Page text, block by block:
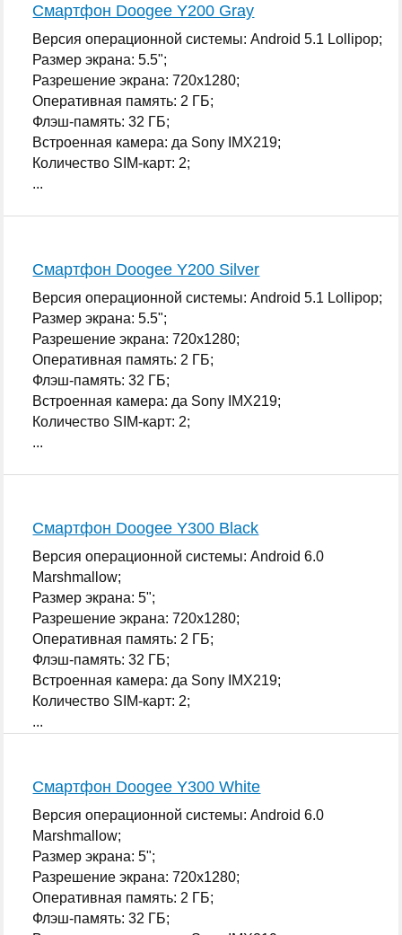
Смартфон Doogee Y200 Gray
Версия операционной системы: Android 5.1 Lollipop;
Размер экрана: 5.5";
Разрешение экрана: 720x1280;
Оперативная память: 2 ГБ;
Флэш-память: 32 ГБ;
Встроенная камера: да Sony IMX219;
Количество SIM-карт: 2;
...
Смартфон Doogee Y200 Silver
Версия операционной системы: Android 5.1 Lollipop;
Размер экрана: 5.5";
Разрешение экрана: 720x1280;
Оперативная память: 2 ГБ;
Флэш-память: 32 ГБ;
Встроенная камера: да Sony IMX219;
Количество SIM-карт: 2;
...
Смартфон Doogee Y300 Black
Версия операционной системы: Android 6.0
Marshmallow;
Размер экрана: 5";
Разрешение экрана: 720x1280;
Оперативная память: 2 ГБ;
Флэш-память: 32 ГБ;
Встроенная камера: да Sony IMX219;
Количество SIM-карт: 2;
...
Смартфон Doogee Y300 White
Версия операционной системы: Android 6.0
Marshmallow;
Размер экрана: 5";
Разрешение экрана: 720x1280;
Оперативная память: 2 ГБ;
Флэш-память: 32 ГБ;